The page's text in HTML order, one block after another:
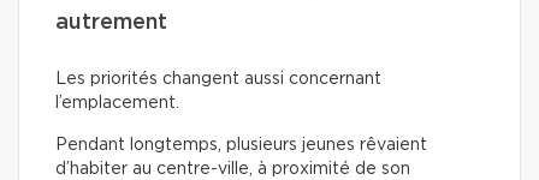
autrement
Les priorités changent aussi concernant
l’emplacement.
Pendant longtemps, plusieurs jeunes rêvaient
d’habiter au centre-ville, à proximité de son